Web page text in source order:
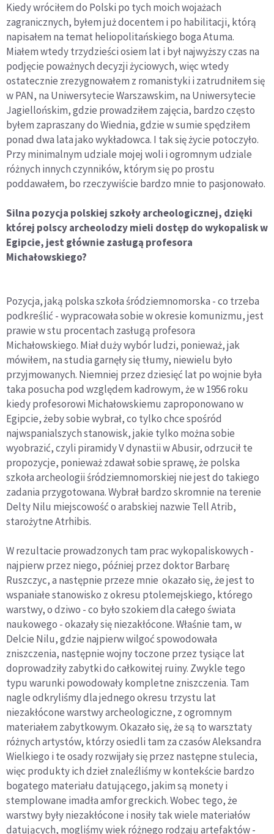
Kiedy wróciłem do Polski po tych moich wojażach
zagranicznych, byłem już docentem i po habilitacji, którą
napisałem na temat heliopolitańskiego boga Atuma.
Miałem wtedy trzydzieści osiem lat i był najwyższy czas na
podjęcie poważnych decyzji życiowych, więc wtedy
ostatecznie zrezygnowałem z romanistyki i zatrudniłem się
w PAN, na Uniwersytecie Warszawskim, na Uniwersytecie
Jagiellońskim, gdzie prowadziłem zajęcia, bardzo często
byłem zapraszany do Wiednia, gdzie w sumie spędziłem
ponad dwa lata jako wykładowca. I tak się życie potoczyło.
Przy minimalnym udziale mojej woli i ogromnym udziale
różnych innych czynników, którym się po prostu
poddawałem, bo rzeczywiście bardzo mnie to pasjonowało.
Silna pozycja polskiej szkoły archeologicznej, dzięki
której polscy archeolodzy mieli dostęp do wykopalisk w
Egipcie, jest głównie zasługą profesora
Michałowskiego?
Pozycja, jaką polska szkoła śródziemnomorska - co trzeba
podkreślić - wypracowała sobie w okresie komunizmu, jest
prawie w stu procentach zasługą profesora
Michałowskiego. Miał duży wybór ludzi, ponieważ, jak
mówiłem, na studia garnęły się tłumy, niewielu było
przyjmowanych. Niemniej przez dziesięć lat po wojnie była
taka posucha pod względem kadrowym, że w 1956 roku
kiedy profesorowi Michałowskiemu zaproponowano w
Egipcie, żeby sobie wybrał, co tylko chce spośród
najwspanialszych stanowisk, jakie tylko można sobie
wyobrazić, czyli piramidy V dynastii w Abusir, odrzucił te
propozycje, ponieważ zdawał sobie sprawę, że polska
szkoła archeologii śródziemnomorskiej nie jest do takiego
zadania przygotowana. Wybrał bardzo skromnie na terenie
Delty Nilu miejscowość o arabskiej nazwie Tell Atrib,
starożytne Atrhibis.
W rezultacie prowadzonych tam prac wykopaliskowych -
najpierw przez niego, później przez doktor Barbarę
Ruszczyc, a następnie przeze mnie okazało się, że jest to
wspaniałe stanowisko z okresu ptolemejskiego, którego
warstwy, o dziwo - co było szokiem dla całego świata
naukowego - okazały się niezakłócone. Właśnie tam, w
Delcie Nilu, gdzie najpierw wilgoć spowodowała
zniszczenia, następnie wojny toczone przez tysiące lat
doprowadziły zabytki do całkowitej ruiny. Zwykle tego
typu warunki powodowały kompletne zniszczenia. Tam
nagle odkryliśmy dla jednego okresu trzystu lat
niezakłócone warstwy archeologiczne, z ogromnym
materiałem zabytkowym. Okazało się, że są to warsztaty
różnych artystów, którzy osiedli tam za czasów Aleksandra
Wielkiego i te osady rozwijały się przez następne stulecia,
więc produkty ich dzieł znaleźliśmy w kontekście bardzo
bogatego materiału datującego, jakim są monety i
stemplowane imadła amfor greckich. Wobec tego, że
warstwy były niezakłócone i nosiły tak wiele materiałów
datujących, mogliśmy wiek różnego rodzaju artefaktów -